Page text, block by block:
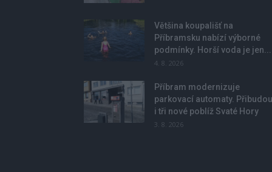
Většina koupališť na
Příbramsku nabízí výborné
podmínky. Horší voda je jen...
4. 8. 2026
Příbram modernizuje
parkovací automaty. Přibudou
i tři nové poblíž Svaté Hory
3. 8. 2026